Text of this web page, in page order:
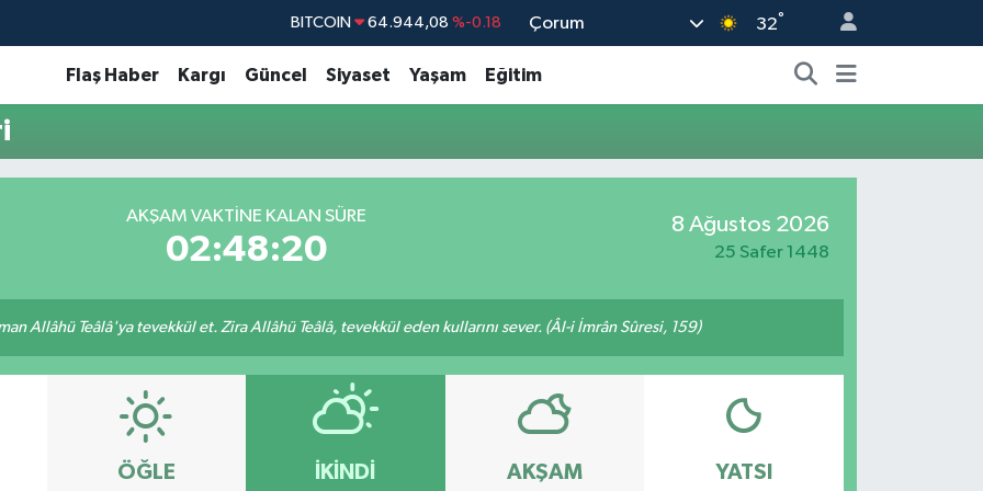
BITCOIN 64.944,08 %-0.18
EURO 55,2510 %0.32
GRAM ALTIN 6660.55 %0.03
BİST100
Çorum 32°
Flaş Haber Kargı Güncel Siyaset Yaşam Eğitim
AKŞAM VAKTINE KALAN SÜRE
02:48:20
8 Ağustos 2026
25 Safer 1448
Allâhü Teâlâ'ya tevekkül et. Zira Allâhü Teâlâ, tevekkül eden kullarını sever. (Âl-i İmrân Sûresi, 159)
ÖĞLE İKINDI AKŞAM YATSI